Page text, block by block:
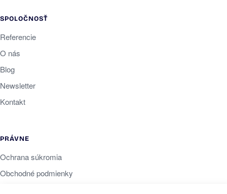
SPOLOČNOSŤ
Referencie
O nás
Blog
Newsletter
Kontakt
PRÁVNE
Ochrana súkromia
Obchodné podmienky